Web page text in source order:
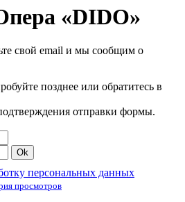
«DIDO»
свой email и мы сообщим о
позднее или обратитесь в
отправки формы.
Ok
персональных данных
просмотров